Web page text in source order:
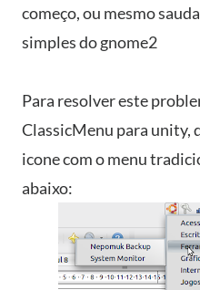
começo, ou mesmo
simples do gnome2
Para resolver este
ClassicMenu para unity,
icone com o menu
abaixo: